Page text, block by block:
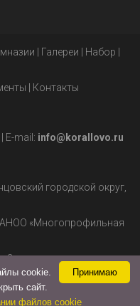
Галереи Набор
Контакты
E-mail: info@korallovo.ru
городской округ,
«Многопрофильная
Принимаю
cookie.
сайт.
файлов cookie